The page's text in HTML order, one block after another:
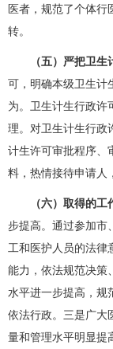
医者，规范了个体行
转。
（五）严把卫生
可，明确本级卫生计
为。卫生计生行政许
理。对卫生计生行政
计生许可审批程序、
料，热情接待申请人
（六）取得的
步提高。通过参加市
工和医护人员的法律
能力，依法规范决策
水平进一步提高，规
依法行政。三是广大
量和管理水平明显提